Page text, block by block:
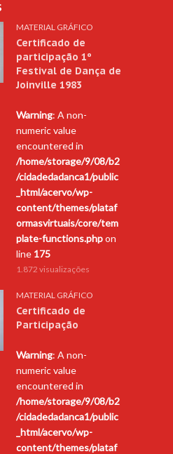
MATERIAL GRÁFICO
Certificado de
participação 1º
Festival de Dança de
Joinville 1983
Warning: A non-
numeric value
encountered in
/home/storage/9/08/b2
/cidadedadanca1/public
_html/acervo/wp-
content/themes/plataf
ormasvirtuais/core/tem
plate-functions.phpon
line 175
1.872 visualizações
MATERIAL GRÁFICO
Certificado de
Participação
Warning: A non-
numeric value
encountered in
/home/storage/9/08/b2
/cidadedadanca1/public
_html/acervo/wp-
content/themes/plataf